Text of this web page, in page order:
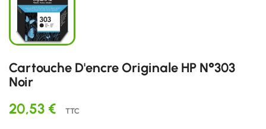
Cartouche D'encre Originale HP N°303
Noir
20,53 € TTC